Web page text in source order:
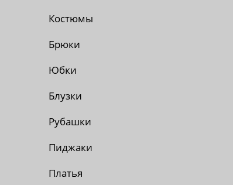
Костюмы
Брюки
Юбки
Блузки
Рубашки
Пиджаки
Платья